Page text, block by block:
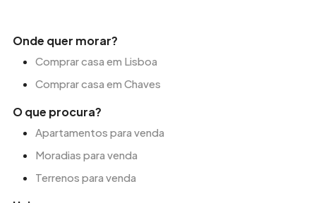
Onde quer morar?
Comprar casa em Lisboa
Comprar casa em Chaves
O que procura?
Apartamentos para venda
Moradias para venda
Terrenos para venda